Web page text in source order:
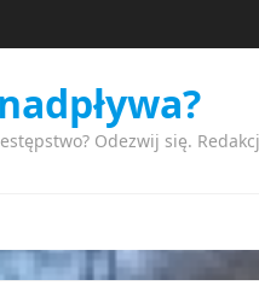
Odezwij się.